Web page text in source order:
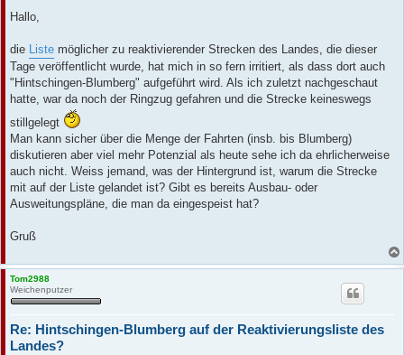
i
a
Hallo,
die Liste möglicher zu reaktivierender Strecken des Landes, die dieser
Tage veröffentlicht wurde, hat mich in so fern irritiert, als dass dort auch
"Hintschingen-Blumberg" aufgeführt wird. Als ich zuletzt nachgeschaut
hatte, war da noch der Ringzug gefahren und die Strecke keineswegs
stillgelegt
Man kann sicher über die Menge der Fahrten (insb. bis Blumberg)
diskutieren aber viel mehr Potenzial als heute sehe ich da ehrlicherweise
auch nicht. Weiss jemand, was der Hintergrund ist, warum die Strecke
mit auf der Liste gelandet ist? Gibt es bereits Ausbau- oder
Ausweitungspläne, die man da eingespeist hat?
Gruß
Tom2988
Weichenputzer
Re: Hintschingen-Blumberg auf der Reaktivierungsliste des
Landes?